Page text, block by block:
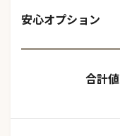
安心オプション
合計値